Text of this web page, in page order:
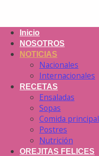
Inicio
NOSOTROS
NOTICIAS
Nacionales
Internacionales
RECETAS
Ensaladas
Sopas
Comida principal
Postres
Nutrición
OREJITAS FELICES